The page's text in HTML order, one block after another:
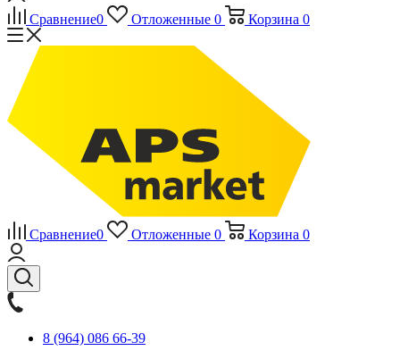
Сравнение0 Отложенные 0 Корзина 0
Сравнение0 Отложенные 0 Корзина 0
8 (964) 086 66-39